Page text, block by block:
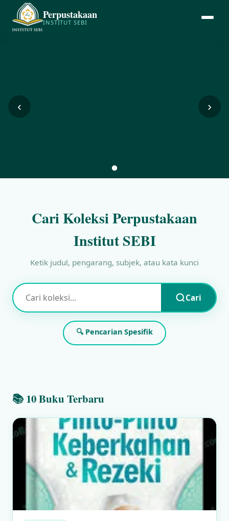
Perpustakaan
INSTITUT SEBI
‹ ›
Cari Koleksi Perpustakaan
Institut SEBI
Ketik judul, pengarang, subjek, atau kata kunci
Cari
🔍 Pencarian Spesifik
📚 10 Buku Terbaru